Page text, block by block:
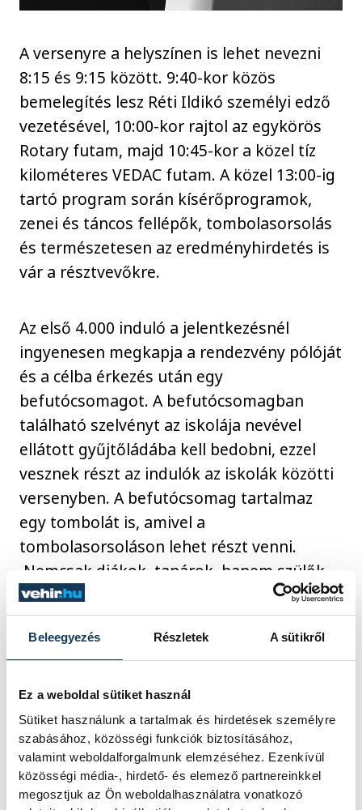
Beleegyezés Részletek A sütikről
Ez a weboldal sütiket használ
Sütiket használunk a tartalmak és hirdetések személyre
szabásához, közösségi funkciók biztosításához,
valamint weboldalforgalmunk elemzéséhez. Ezenkívül
közösségi média-, hirdető- és elemező partnereinkkel
megosztjuk az Ön weboldalhasználatra vonatkozó
A versenyre a helyszínen is lehet nevezni
8:15 és 9:15 között. 9:40-kor közös
bemelegítés lesz Réti Ildikó személyi edző
vezetésével, 10:00-kor rajtol az egykörös
Rotary futam, majd 10:45-kor a közel tíz
kilométeres VEDAC futam. A közel 13:00-ig
tartó program során kísérőprogramok,
zenei és táncos fellépők, tombolasorsolás
és természetesen az eredményhirdetés is
vár a résztvevőkre.
Az első 4.000 induló a jelentkezésnél
ingyenesen megkapja a rendezvény pólóját
és a célba érkezés után egy
befutócsomagot. A befutócsomagban
található szelvényt az iskolája nevével
ellátott gyűjtőládába kell bedobni, ezzel
vesznek részt az indulók az iskolák közötti
versenyben. A befutócsomag tartalmaz
egy tombolát is, amivel a
tombolasorsoláson lehet részt venni.
Nemcsak diákok, tanárok, hanem szülők,
barátok, pártoló tagok is gyarapíthatják az
iskola szelvényeit.
neveztek a helyi és környékbeli iskolák,
melyhez hozzá fognak adódni a helyszíni
nevezések is.